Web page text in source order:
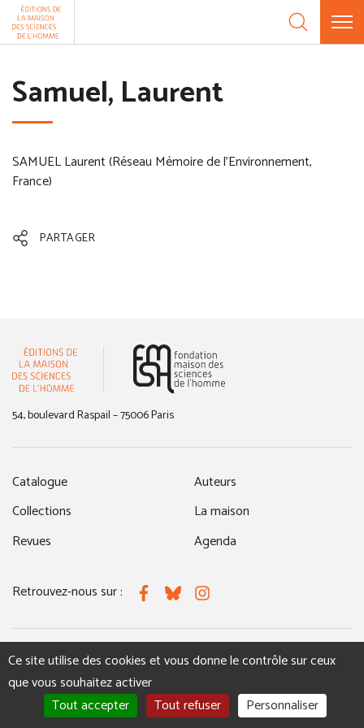
Aller au contenu
Samuel, Laurent
SAMUEL Laurent (Réseau Mémoire de l'Environnement,
France)
PARTAGER
54, boulevard Raspail – 75006 Paris
Catalogue
Collections
Revues
Auteurs
La maison
Agenda
Retrouvez-nous sur : FacebookBlueskyInstagram
MENTIONS LÉGALES NOUS CONTACTER
Panneau de gestion des cookies
Ce site utilise des cookies et vous donne le contrôle sur ceux
que vous souhaitez activer
Tout accepter
Tout refuser Personnaliser